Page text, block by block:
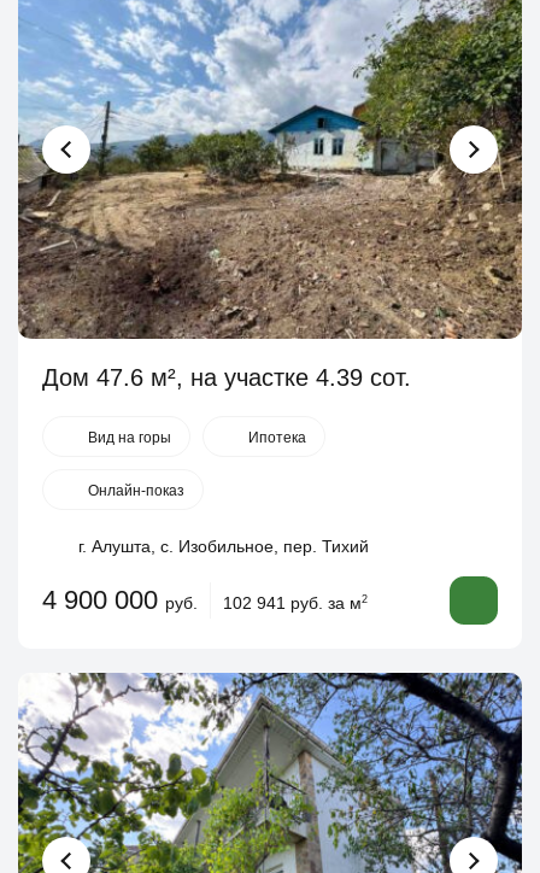
Дом 47.6 м², на участке 4.39 сот.
Вид на горы Ипотека
Онлайн-показ
г. Алушта, с. Изобильное, пер. Тихий
4 900 000 руб. 102 941 руб. за м2